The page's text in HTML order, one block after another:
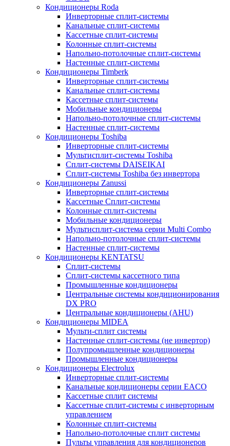
Кондиционеры Roda
Инверторные сплит-системы
Канальные сплит-системы
Кассетные сплит-системы
Колонные сплит-системы
Напольно-потолочные сплит-системы
Настенные сплит-системы
Кондиционеры Timberk
Инверторные сплит-системы
Канальные сплит-системы
Кассетные сплит-системы
Мобильные кондиционеры
Напольно-потолочные сплит-системы
Настенные сплит-системы
Кондиционеры Toshiba
Инверторные сплит-системы
Мультисплит-системы Toshiba
Сплит-системы DAISEIKAI
Сплит-системы Toshiba без инвертора
Кондиционеры Zanussi
Инверторные сплит-системы
Кассетные Сплит-системы
Колонные сплит-системы
Мобильные кондиционеры
Мультисплит-система серии Multi Combo
Напольно-потолочные сплит-системы
Настенные сплит-системы
Кондиционеры KENTATSU
Сплит-системы
Сплит-системы кассетного типа
Промышленные кондиционеры
Центральные системы кондиционирования
DX PRO
Центральные кондиционеры (AHU)
Кондиционеры MIDEA
Мульти-сплит системы
Настенные сплит-системы (не инвертор)
Полупромышленные кондиционеры
Промышленные кондиционеры
Кондиционеры Electrolux
Инверторные сплит-системы
Канальные кондиционеры серии EACO
Кассетные сплит системы
Кассетные сплит-системы с инверторным
управлением
Колонные сплит-системы
Напольно-потолочные сплит системы
Пульты управления для кондиционеров